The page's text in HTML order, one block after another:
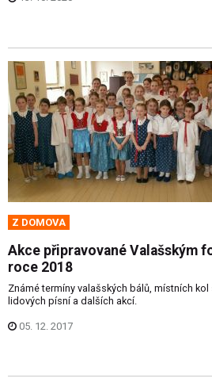
Z DOMOVA
Akce připravované Valašským
roce 2018
Známé termíny valašských bálů, místních
lidových písní a dalších akcí.
05. 12. 2017